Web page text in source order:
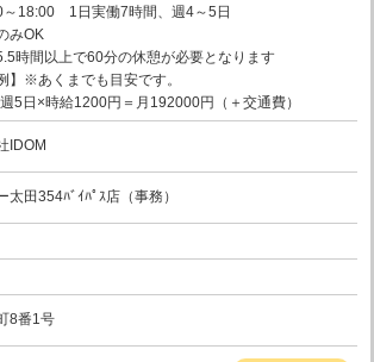
～18:00 1日実働7時間、週4～5日
みOK
時間以上で60分の休憩が必要となります
】※あくまでも目安です。
5日×時給1200円＝月192000円（＋交通費）
IDOM
太田354ﾊﾞｲﾊﾟｽ店（事務）
8番1号